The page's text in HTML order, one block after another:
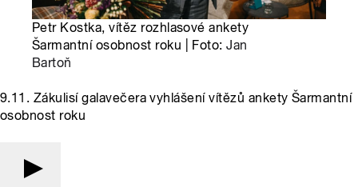
Petr Kostka, vítěz rozhlasové ankety
Šarmantní osobnost roku | Foto:Jan
Bartoň
9.11. Zákulisí galavečera vyhlášení vítězů ankety Šarmantní
osobnost roku